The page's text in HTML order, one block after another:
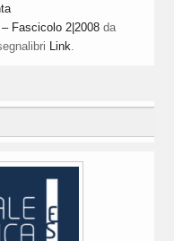
Fascicolo 2|2008 da
Link